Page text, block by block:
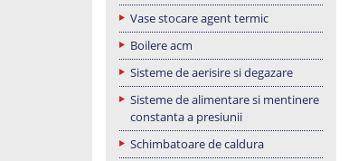
Vase stocare agent termic
Boilere acm
Sisteme de aerisire si degazare
Sisteme de alimentare si mentinere
constanta a presiunii
Schimbatoare de caldura